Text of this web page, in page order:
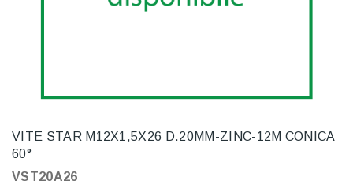
VITE STAR M12X1,5X26 D.20MM-ZINC-12M CONICA
60°
VST20A26